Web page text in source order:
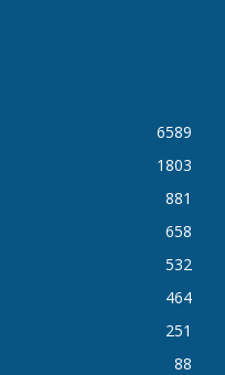
6589
1803
881
658
532
464
251
88